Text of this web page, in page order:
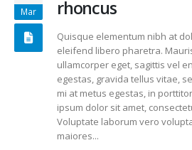
Mar rhoncus
Quisque elementum nibh at
eleifend libero pharetra.
ullamcorper eget, sagittis vel
egestas, gravida tellus vitae,
mi at metus egestas, in
ipsum dolor sit amet,
Voluptate laborum vero
maiores...